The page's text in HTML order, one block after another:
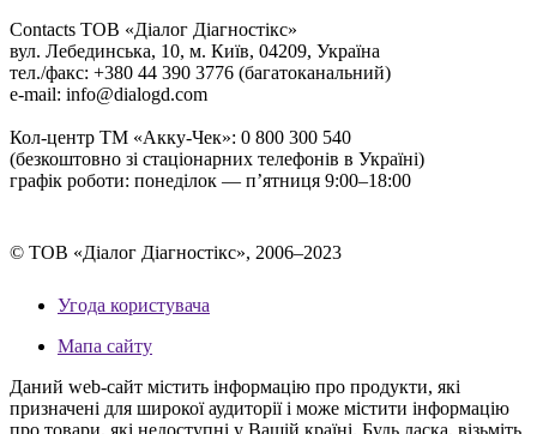
Contacts ТОВ «Діалог Діагностікс»
вул. Лебединська, 10, м. Київ, 04209, Україна
тел./факс: +380 44 390 3776 (багатоканальний)
e-mail: info@dialogd.com
Кол-центр ТМ «Акку-Чек»: 0 800 300 540
(безкоштовно зі стаціонарних телефонів в Україні)
графік роботи: понеділок — п’ятниця 9:00–18:00
© ТОВ «Діалог Діагностікс», 2006–2023
Угода користувача
Мапа сайту
Даний web-сайт містить інформацію про продукти, які
призначені для широкої аудиторії і може містити інформацію
про товари, які недоступні у Вашій країні. Будь ласка, візьміть